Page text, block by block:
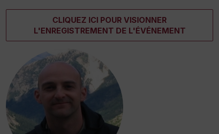
CLIQUEZ ICI POUR VISIONNER
L'ENREGISTREMENT DE L'ÉVÉNEMENT